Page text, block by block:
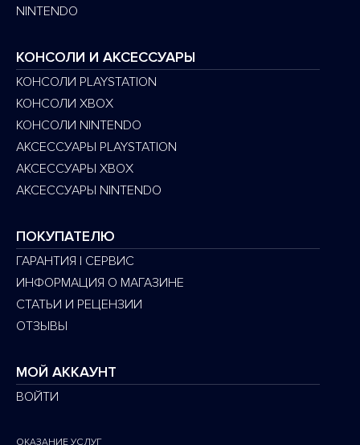
NINTENDO
КОНСОЛИ И АКСЕССУАРЫ
КОНСОЛИ PLAYSTATION
КОНСОЛИ XBOX
КОНСОЛИ NINTENDO
АКСЕССУАРЫ PLAYSTATION
АКСЕССУАРЫ XBOX
АКСЕССУАРЫ NINTENDO
ПОКУПАТЕЛЮ
ГАРАНТИЯ | СЕРВИС
ИНФОРМАЦИЯ О МАГАЗИНЕ
СТАТЬИ И РЕЦЕНЗИИ
ОТЗЫВЫ
МОЙ АККАУНТ
ВОЙТИ
ОКАЗАНИЕ УСЛУГ